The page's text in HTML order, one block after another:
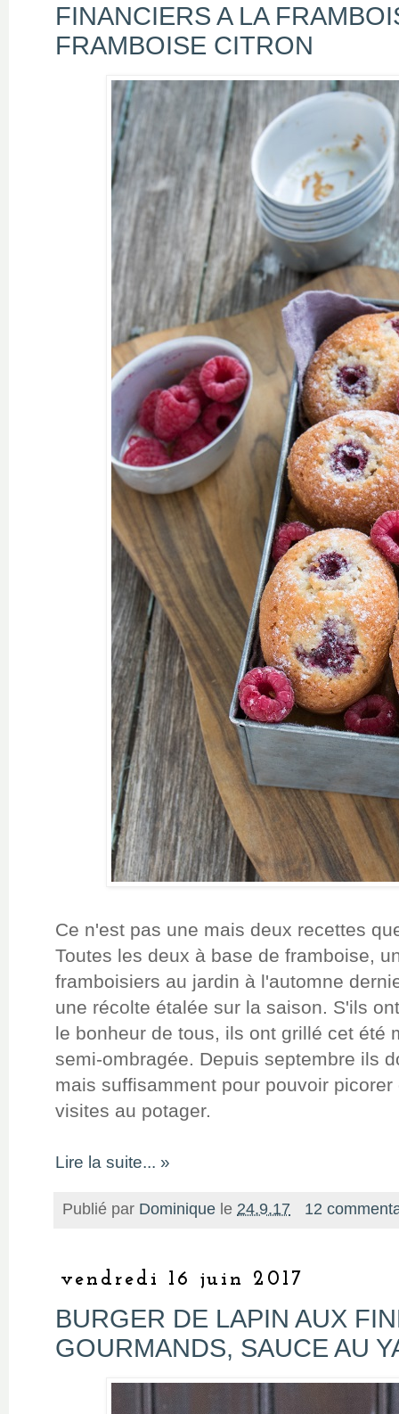
FINANCIERS A LA
FRAMBOISE CITRON
Ce n'est pas une mais deux recettes
Toutes les deux à base de framboise,
framboisiers au jardin à l'automne
une récolte étalée sur la saison. S'ils
le bonheur de tous, ils ont grillé cet été
semi-ombragée. Depuis septembre ils
mais suffisamment pour pouvoir
visites au potager.
Lire la suite... »
Publié par Dominique le 24.9.17 12
vendredi 16 juin 2017
BURGER DE LAPIN AUX
GOURMANDS, SAUCE AU